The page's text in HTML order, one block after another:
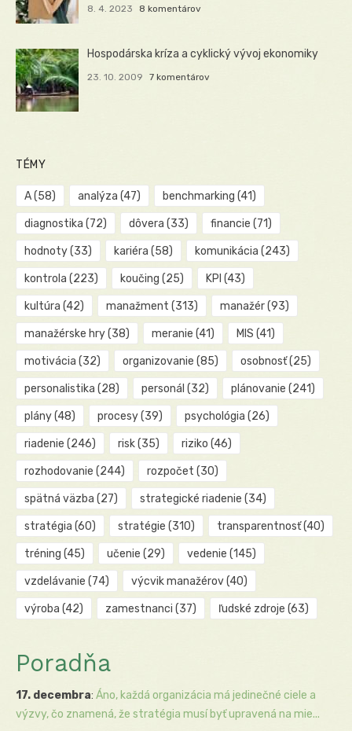
8. 4. 2023 8 komentárov
Hospodárska kríza a cyklický vývoj ekonomiky
23. 10. 2009 7 komentárov
TÉMY
A(58) analýza (47) benchmarking (41)
diagnostika (72) dôvera (33) financie (71)
hodnoty(33) kariéra (58) komunikácia (243)
kontrola (223) koučing (25) KPI (43)
kultúra (42) manažment (313) manažér(93)
manažérske hry(38) meranie (41) MIS (41)
motivácia (32) organizovanie (85) osobnosť(25)
personalistika (28) personál (32) plánovanie (241)
plány(48) procesy(39) psychológia (26)
riadenie (246) risk(35) riziko (46)
rozhodovanie (244) rozpočet (30)
spätná väzba (27) strategické riadenie (34)
stratégia (60) stratégie (310) transparentnosť(40)
tréning (45) učenie (29) vedenie (145)
vzdelávanie (74) výcvik manažérov(40)
výroba (42) zamestnanci (37) ľudské zdroje (63)
Poradňa
17. decembra: Áno, každá organizácia má jedinečné ciele a
výzvy, čo znamená, že stratégia musí byť upravená na mie...